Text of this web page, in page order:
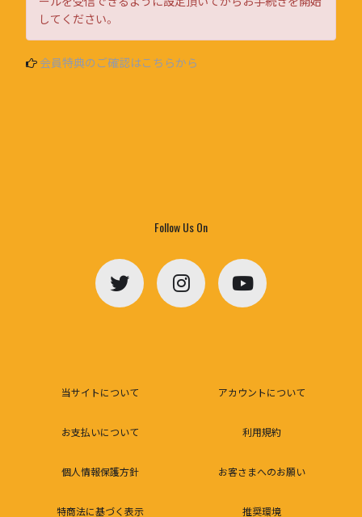
してください。
会員特典のご確認はこちらから
Follow Us On
当サイトについて アカウントについて
お支払いについて 利用規約
個人情報保護方針 お客さまへのお願い
特商法に基づく表示 推奨環境